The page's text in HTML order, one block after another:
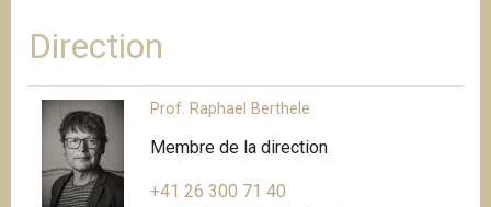
r
n
e
Direction
Prof. Raphael Berthele
Membre de la direction
+41 26 300 71 40